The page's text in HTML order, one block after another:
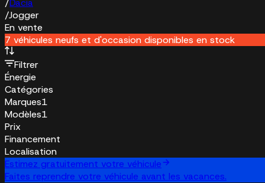
/Dacia
/Jogger
En vente
7 véhicules neufs et d'occasion disponibles en stock
Filtrer
Énergie
Catégories
Marques1
Modèles1
Prix
Financement
Localisation
Estimez gratuitement votre véhicule
Faites reprendre votre véhicule avant les vacances.